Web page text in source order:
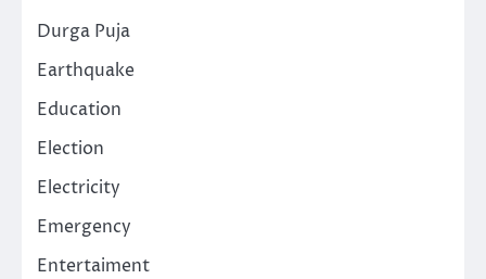
Durga Puja
Earthquake
Education
Election
Electricity
Emergency
Entertaiment